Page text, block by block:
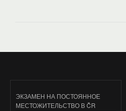
ЭКЗАМЕН НА ПОСТОЯННОЕ
МЕСТОЖИТЕЛЬСТВО В ČR